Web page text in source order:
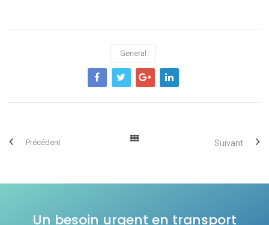
General
Précédent Suivant
Un besoin urgent en transport